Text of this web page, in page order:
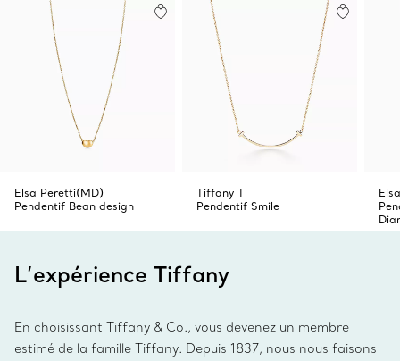
Elsa Peretti(MD)
Pendentif Bean design
Tiffany T
Pendentif Smile
L’expérience Tiffany
En choisissant Tiffany & Co., vous devenez un membre
estimé de la famille Tiffany. Depuis 1837, nous nous faisons